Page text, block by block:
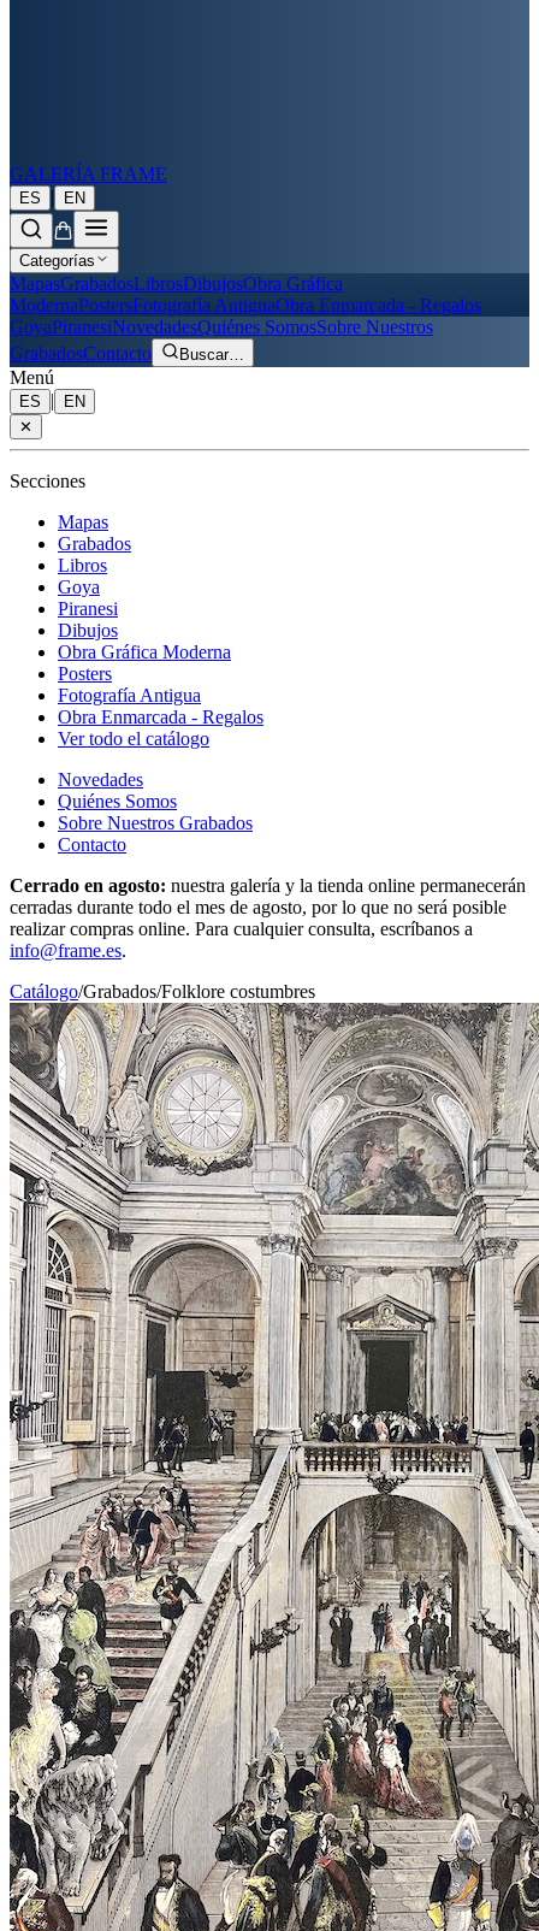
GALERÍA FRAME
ES | EN
Categorías
MapasGrabadosLibrosDibujosObra Gráfica
ModernaPostersFotografía AntiguaObra Enmarcada - Regalos
GoyaPiranesiNovedadesQuiénes SomosSobre Nuestros
GrabadosContacto Buscar…
Menú
ES |
EN
✕
Secciones
Mapas
Grabados
Libros
Goya
Piranesi
Dibujos
Obra Gráfica Moderna
Posters
Fotografía Antigua
Obra Enmarcada - Regalos
Ver todo el catálogo
Novedades
Quiénes Somos
Sobre Nuestros Grabados
Contacto
Cerrado en agosto: nuestra galería y la tienda online permanecerán
cerradas durante todo el mes de agosto, por lo que no será posible
realizar compras online. Para cualquier consulta, escríbanos a
info@frame.es.
Catálogo/Grabados/Folklore costumbres